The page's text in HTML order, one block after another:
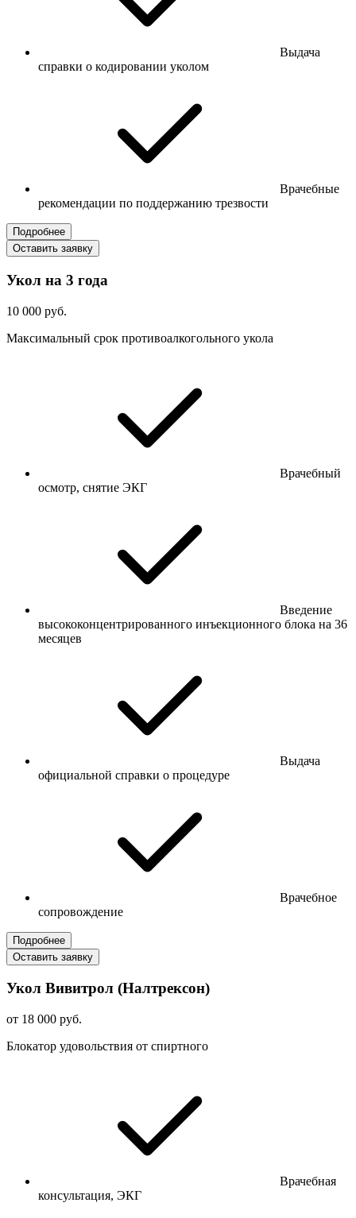
Выдача
справки о кодировании уколом
Врачебные
рекомендации по поддержанию трезвости
Подробнее
Оставить заявку
Укол на 3 года
10 000 руб.
Максимальный срок противоалкогольного укола
Врачебный
осмотр, снятие ЭКГ
Введение
высококонцентрированного инъекционного блока на 36
месяцев
Выдача
официальной справки о процедуре
Врачебное
сопровождение
Подробнее
Оставить заявку
Укол Вивитрол (Налтрексон)
от 18 000 руб.
Блокатор удовольствия от спиртного
Врачебная
консультация, ЭКГ